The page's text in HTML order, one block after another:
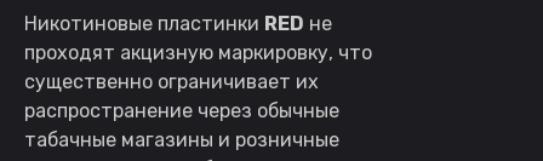
Никотиновые пластинки RED не
проходят акцизную маркировку, что
существенно ограничивает их
распространение через обычные
табачные магазины и розничные